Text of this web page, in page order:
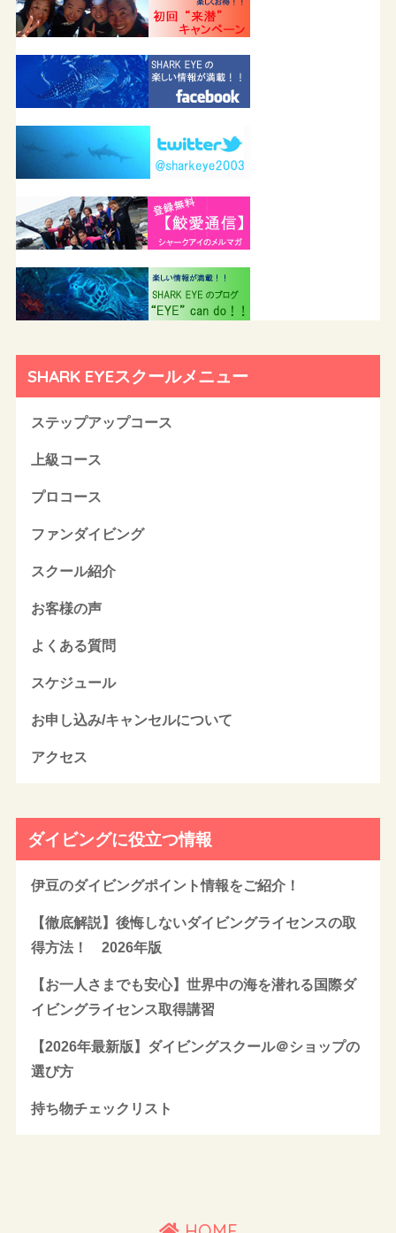
SHARK EYEスクールメニュー
ステップアップコース
上級コース
プロコース
ファンダイビング
スクール紹介
お客様の声
よくある質問
スケジュール
お申し込み/キャンセルについて
アクセス
ダイビングに役立つ情報
伊豆のダイビングポイント情報をご紹介！
【徹底解説】後悔しないダイビングライセンスの取
得方法！ 2026年版
【お一人さまでも安心】世界中の海を潜れる国際ダ
イビングライセンス取得講習
【2026年最新版】ダイビングスクール＠ショップの
選び方
持ち物チェックリスト